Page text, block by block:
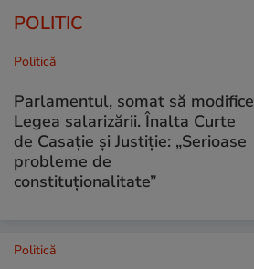
POLITIC
Politică
Parlamentul, somat să modifice
Legea salarizării. Înalta Curte
de Casație și Justiție: „Serioase
probleme de
constituționalitate”
Politică